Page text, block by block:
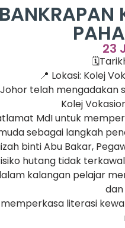
23
📍 Lokasi: Kolej
telah
Kolej
MdI untuk
sebagai langkah
binti Abu Bakar,
hutang tidak
kalangan pelajar
literasi